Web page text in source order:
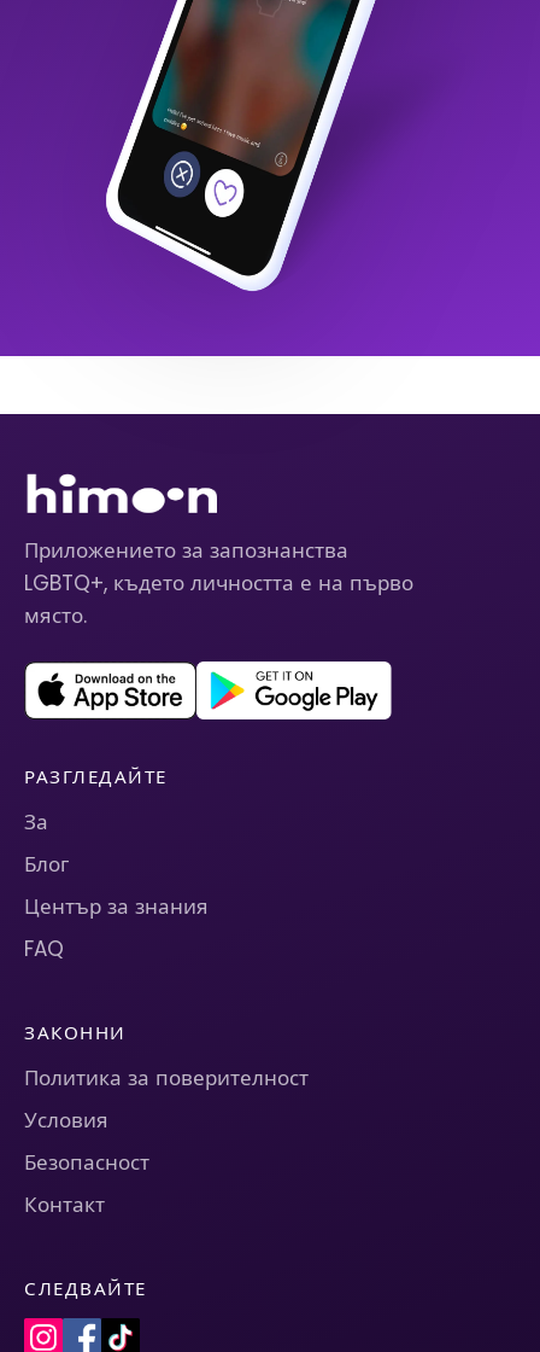
Приложението за запознанства
LGBTQ+, където личността е на първо
място.
РАЗГЛЕДАЙТЕ
За
Блог
Център за знания
FAQ
ЗАКОННИ
Политика за поверителност
Условия
Безопасност
Контакт
СЛЕДВАЙТЕ